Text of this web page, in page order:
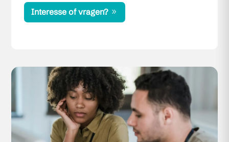
Interesse of vragen?